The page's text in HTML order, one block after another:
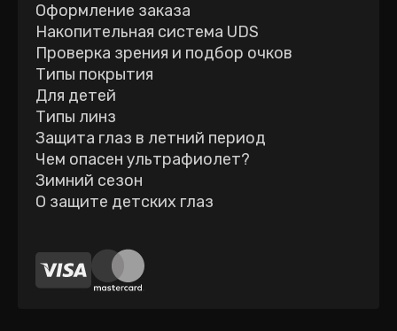
Оформление заказа
Накопительная система UDS
Проверка зрения и подбор очков
Типы покрытия
Для детей
Типы линз
Защита глаз в летний период
Чем опасен ультрафиолет?
Зимний сезон
О защите детских глаз